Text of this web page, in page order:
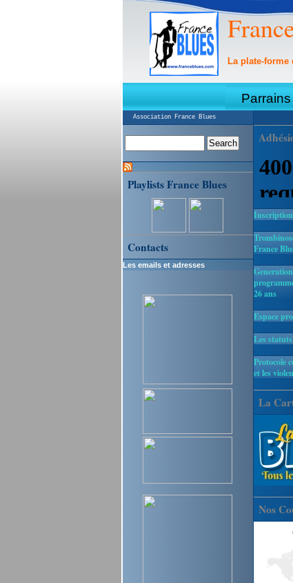
La plate-
Parrains
Association France Blues
France
26 ans
Espace
Les
Protocole
et les
La
Nos
Playlists France Blues
Contacts
Les emails et adresses